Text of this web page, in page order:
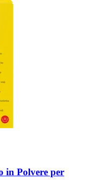
in Polvere per